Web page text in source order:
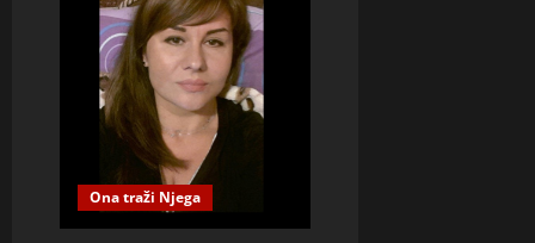
Ona traži Njega